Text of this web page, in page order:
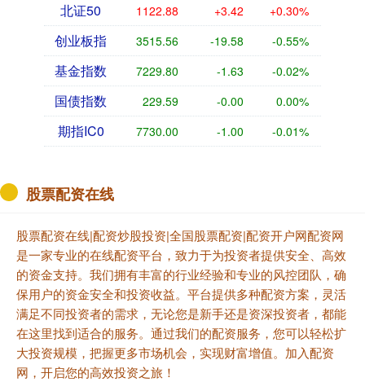
北证50 1122.88 +3.42 +0.30%
创业板指 3515.56 -19.58 -0.55%
基金指数 7229.80 -1.63 -0.02%
国债指数 229.59 -0.00 0.00%
期指IC0 7730.00 -1.00 -0.01%
股票配资在线
股票配资在线|配资炒股投资|全国股票配资|配资开户网配资网
是一家专业的在线配资平台，致力于为投资者提供安全、高效
的资金支持。我们拥有丰富的行业经验和专业的风控团队，确
保用户的资金安全和投资收益。平台提供多种配资方案，灵活
满足不同投资者的需求，无论您是新手还是资深投资者，都能
在这里找到适合的服务。通过我们的配资服务，您可以轻松扩
大投资规模，把握更多市场机会，实现财富增值。加入配资
网，开启您的高效投资之旅！